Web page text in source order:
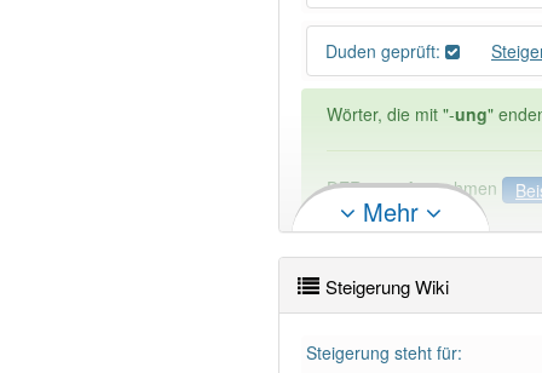
Duden geprüft:
Wörter, die mit "-ung"
DER:127Ausnahmen
DIE: 11 043
DAS:2Ausnahmen
PowerIndex:
Mehr
Steigerung Wiki
Steigerung steht für: